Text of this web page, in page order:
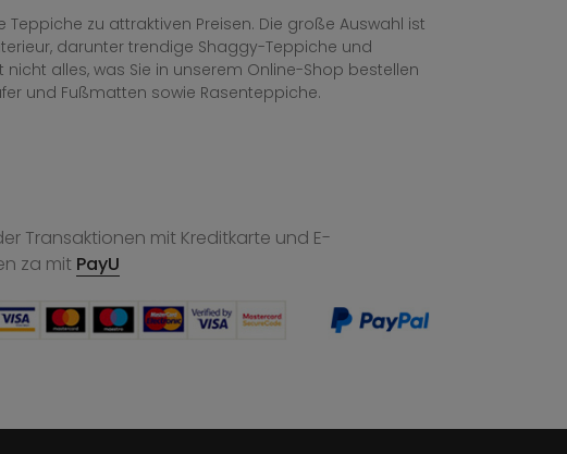
zu attraktiven Preisen. Die große Auswahl ist
darunter trendige Shaggy-Teppiche und
alles, was Sie in unserem Online-Shop bestellen
und Fußmatten sowie Rasenteppiche.
Transaktionen mit Kreditkarte und E-
za mit PayU